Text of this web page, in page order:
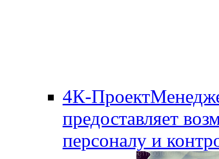
4К-
предоставляет
персоналу и